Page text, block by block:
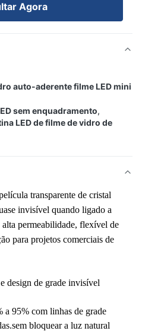
Agora
auto-aderente filme LED mini
sem enquadramento,
LED de filme de vidro de
transparente de cristal
invisível quando ligado a
permeabilidade, flexível de
para projetos comerciais de
design de grade invisível
a 95% com linhas de grade
bloquear a luz natural